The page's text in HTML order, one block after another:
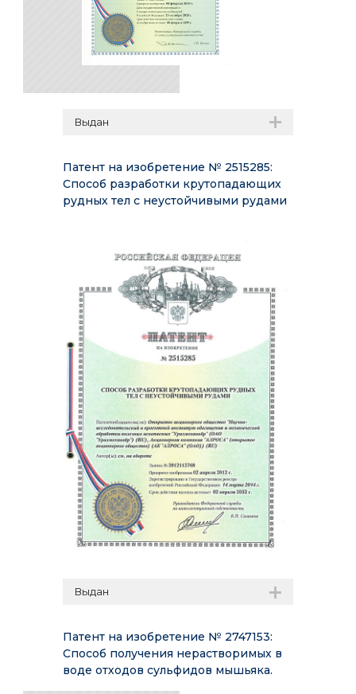
Выдан
Патент на изобретение № 2515285:
Способ разработки крутопадающих
рудных тел с неустойчивыми рудами
Выдан
Патент на изобретение № 2747153:
Способ получения нерастворимых в
воде отходов сульфидов мышьяка.